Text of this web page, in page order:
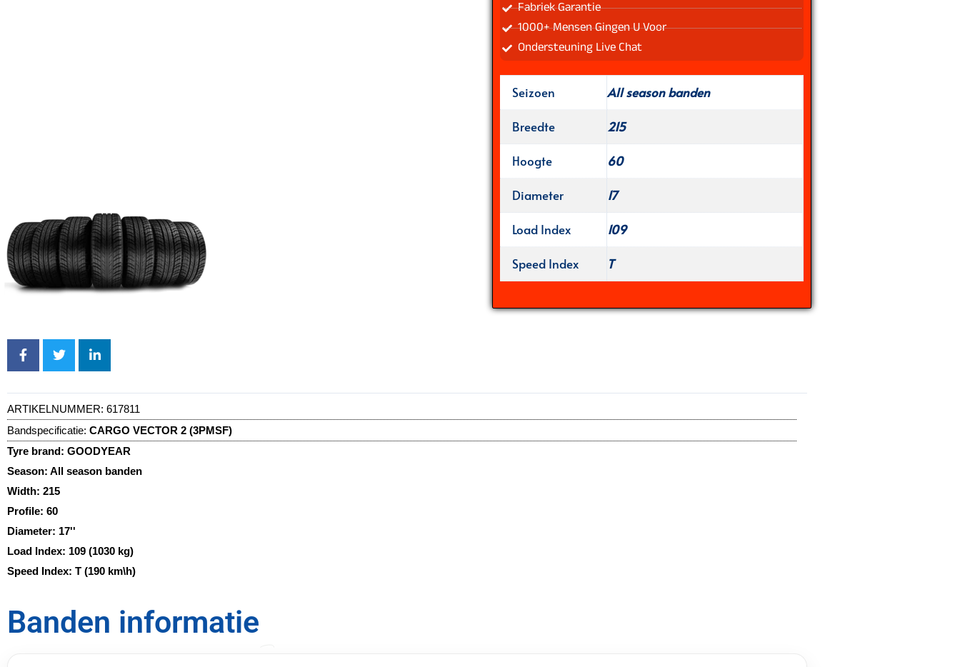
Fabriek Garantie
1000+ Mensen Gingen U Voor
Ondersteuning Live Chat
Seizoen
All season banden
Breedte
215
Hoogte
60
Diameter
17
Load Index
109
Speed Index
T
ARTIKELNUMMER: 617811
Bandspecificatie: CARGO VECTOR 2 (3PMSF)
Tyre brand: GOODYEAR
Season: All season banden
Width: 215
Profile: 60
Diameter: 17''
Load Index: 109 (1030 kg)
Speed Index: T (190 km\h)
Banden informatie